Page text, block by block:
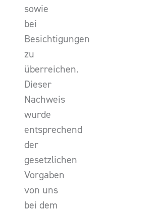
sowie
bei
Besichtigungen
zu
überreichen.
Dieser
Nachweis
wurde
entsprechend
der
gesetzlichen
Vorgaben
von uns
bei dem